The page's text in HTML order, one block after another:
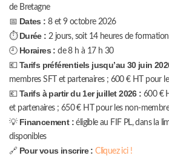
de Bretagne
📅 Dates : 8 et 9 octobre 2026
⏱️ Durée : 2 jours, soit 14 heures de formation
🕘 Horaires : de 8 h à 17 h 30
💶 Tarifs préférentiels jusqu’au 30 juin
membres SFT et partenaires ; 600 € HT pour
💶 Tarifs à partir du 1er juillet 2026 : 600 €
et partenaires ; 650 € HT pour les non-
💡 Financement : éligible au FIF PL, dans la
disponibles
🔗 Pour vous inscrire : Cliquez ici !